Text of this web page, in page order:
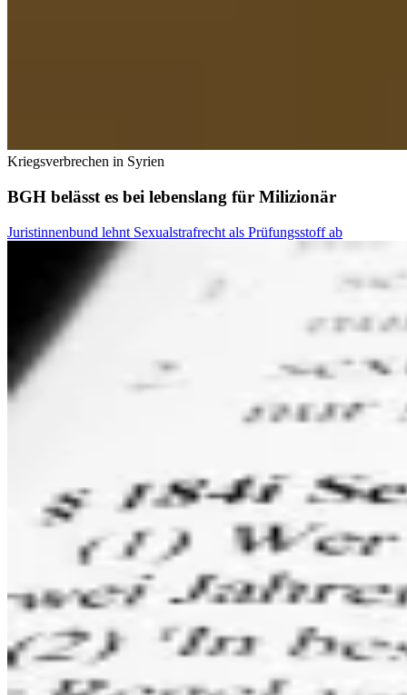
Kriegsverbrechen in Syrien
BGH belässt es bei lebenslang für Milizionär
Juristinnenbund lehnt Sexualstrafrecht als Prüfungsstoff ab